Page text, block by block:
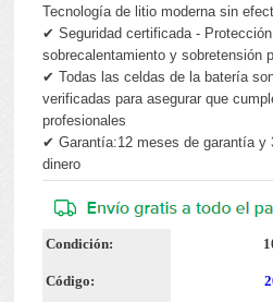
Tecnología de litio moderna sin
✔ Seguridad certificada -
sobrecalentamiento y sobretensión
✔ Todas las celdas de la batería
verificadas para asegurar que
profesionales
✔ Garantía:12 meses de garantía y
dinero
Condición:
Código: